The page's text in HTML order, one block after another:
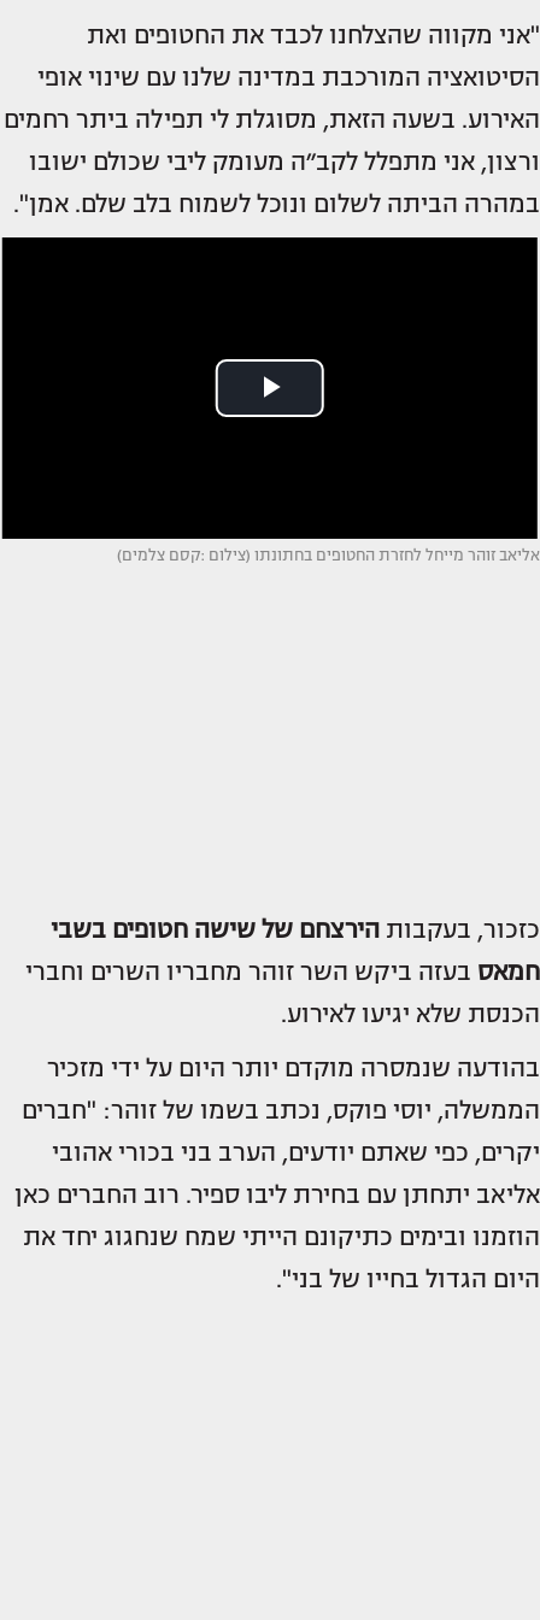
"אני מקווה שהצלחנו לכבד את החטופים ואת
הסיטואציה המורכבת במדינה שלנו עם שינוי אופי
האירוע. בשעה הזאת, מסוגלת לי תפילה ביתר רחמים
ורצון, אני מתפלל לקב״ה מעומק ליבי שכולם ישובו
במהרה הביתה לשלום ונוכל לשמוח בלב שלם. אמן".
אליאב זוהר מייחל לחזרת החטופים בחתונתו (צילום :קסם צלמים)
כזכור, בעקבות הירצחם של שישה חטופים בשבי
חמאס בעזה ביקש השר זוהר מחבריו השרים וחברי
הכנסת שלא יגיעו לאירוע.
בהודעה שנמסרה מוקדם יותר היום על ידי מזכיר
הממשלה, יוסי פוקס, נכתב בשמו של זוהר: "חברים
יקרים, כפי שאתם יודעים, הערב בני בכורי אהובי
אליאב יתחתן עם בחירת ליבו ספיר. רוב החברים כאן
הוזמנו ובימים כתיקונם הייתי שמח שנחגוג יחד את
היום הגדול בחייו של בני".